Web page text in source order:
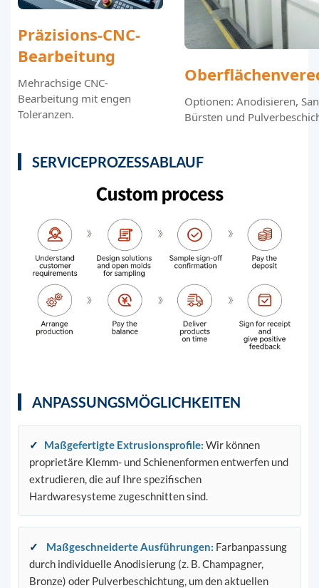
Präzisions-CNC-
Bearbeitung
Mehrachsige CNC-
Bearbeitung mit engen
Toleranzen.
Optionen: Anodisieren,
Bürsten und
SERVICEPROZESSABLAUF
ANPASSUNGSMÖGLICHKEITEN
✓ Maßgefertigte Extrusionsprofile: Wir können
proprietäre Klemm- und Schienenformen entwerfen und
extrudieren, die auf Ihre spezifischen
Hardwaresysteme zugeschnitten sind.
✓ Maßgeschneiderte Ausführungen: Farbanpassung
durch individuelle Anodisierung (z. B. Champagner,
Bronze) oder Pulverbeschichtung, um den aktuellen